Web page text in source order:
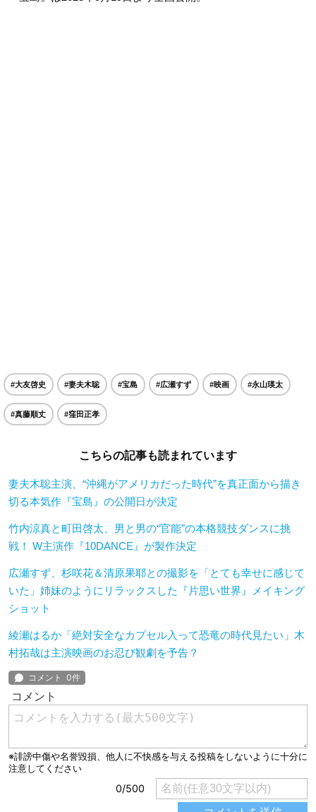
#大友啓史 #妻夫木聡 #宝島 #広瀬すず #映画 #永山瑛太
#真藤順丈 #窪田正孝
こちらの記事も読まれています
妻夫木聡主演、“沖縄がアメリカだった時代”を真正面から描き
切る本気作『宝島』の公開日が決定
竹内涼真と町田啓太、男と男の“官能”の本格競技ダンスに挑
戦！ W主演作『10DANCE』が製作決定
広瀬すず、杉咲花＆清原果耶との撮影を「とても幸せに感じて
いた」姉妹のようにリラックスした『片思い世界』メイキング
ショット
綾瀬はるか「絶対安全なカプセル入って恐竜の時代見たい」木
村拓哉は主演映画のお忍び観劇を予告？